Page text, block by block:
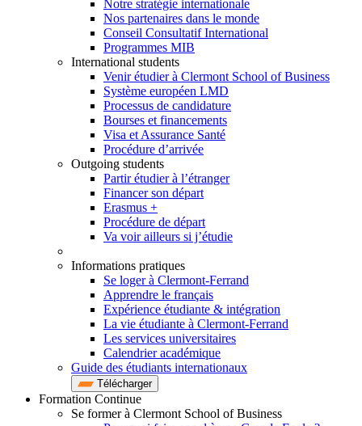
Notre stratégie internationale
Nos partenaires dans le monde
Conseil Consultatif International
Programmes MIB
International students
Venir étudier à Clermont School of Business
Système européen LMD
Processus de candidature
Bourses et financements
Visa et Assurance Santé
Procédure d’arrivée
Outgoing students
Partir étudier à l’étranger
Financer son départ
Erasmus +
Procédure de départ
Va voir ailleurs si j’étudie
Informations pratiques
Se loger à Clermont-Ferrand
Apprendre le français
Expérience étudiante & intégration
La vie étudiante à Clermont-Ferrand
Les services universitaires
Calendrier académique
Guide des étudiants internationaux
Télécharger
Formation Continue
Se former à Clermont School of Business